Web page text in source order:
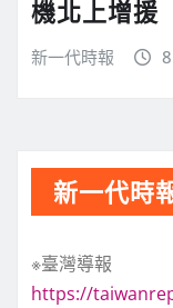
機北上增援
新一代時報
新一代時
※臺灣導報
https://